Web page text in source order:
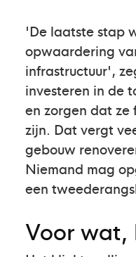
'De laatste stap
opwaardering
infrastructuur',
investeren in de
en zorgen dat
zijn. Dat vergt
gebouw
Niemand mag
een
Voor